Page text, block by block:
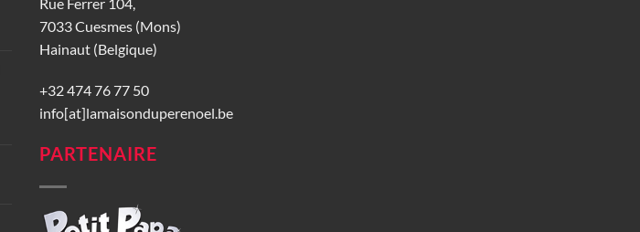
7033 Cuesmes (Mons)
Hainaut (Belgique)
+32 474 76 77 50
info[at]lamaisonduperenoel.be
PARTENAIRE